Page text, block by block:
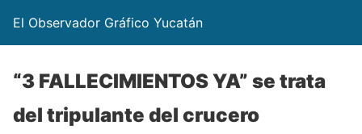
El Observador Gráfico Yucatán
“3 FALLECIMIENTOS YA” se trata
del tripulante del crucero